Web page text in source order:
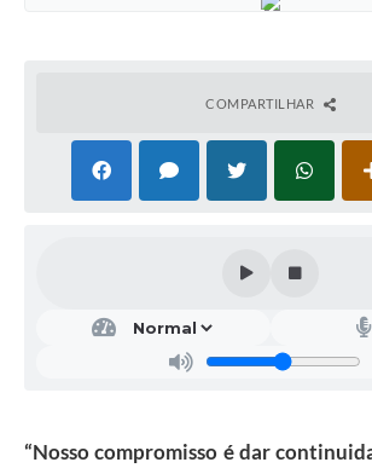
COMPARTILHAR
“Nosso compromisso é dar